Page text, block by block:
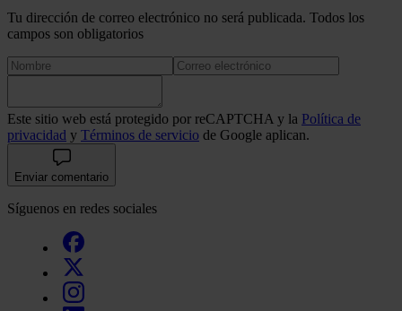
Tu dirección de correo electrónico no será publicada. Todos los
campos son obligatorios
Este sitio web está protegido por reCAPTCHA y la Política de
privacidad y Términos de servicio de Google aplican.
Enviar comentario
Síguenos en redes sociales